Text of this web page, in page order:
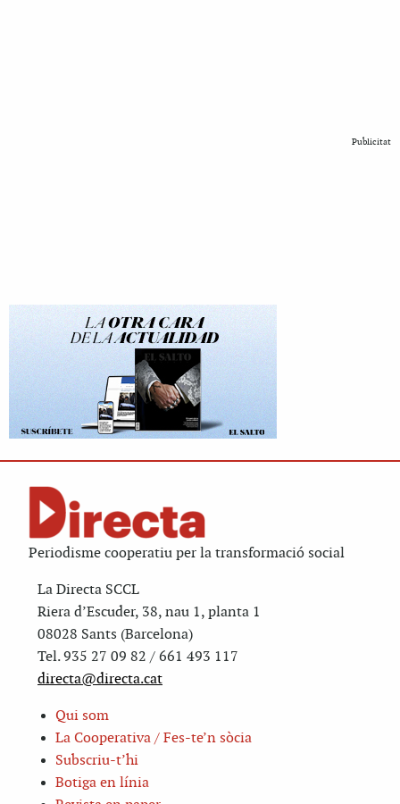
Publicitat
Periodisme cooperatiu per la transformació social
La Directa SCCL
Riera d’Escuder, 38, nau 1, planta 1
08028 Sants (Barcelona)
Tel. 935 27 09 82 / 661 493 117
directa@directa.cat
Qui som
La Cooperativa / Fes-te’n sòcia
Subscriu-t’hi
Botiga en línia